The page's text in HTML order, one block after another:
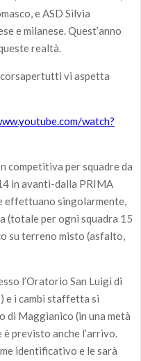
e ASD Silvia
e milanese. Quest’anno
realtà.
vi aspetta
watch?
competitiva per squadre da
in avanti-dalla PRIMA
effettuano singolarmente,
(totale per ogni squadra 15
su terreno misto (asfalto,
l’Oratorio San Luigi di
e i cambi staffetta si
di Maggianico (in una metà
previsto anche l’arrivo.
identificativo e le sarà